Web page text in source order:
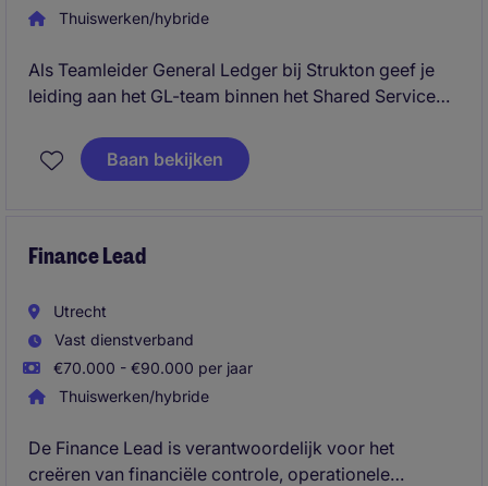
Thuiswerken/hybride
Als Teamleider General Ledger bij Strukton geef je
leiding aan het GL-team binnen het Shared Service
structuur en zorgt voor een betrouwbare en uniforme
financiële administratie voor meerdere bedrijven.
een efficiënte financiële organisatie en maak je
Baan bekijken
Finance Lead
Utrecht
Vast dienstverband
€70.000 - €90.000 per jaar
Thuiswerken/hybride
De Finance Lead is verantwoordelijk voor het
creëren van financiële controle, operationele